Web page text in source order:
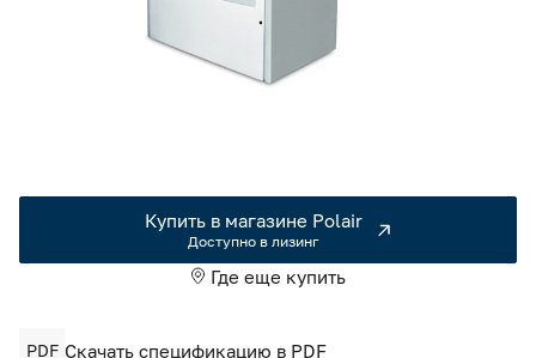
Купить в магазине Polair
Доступно в лизинг
Где еще купить
PDF Скачать спецификацию в PDF
Машины холодильные
Решения для Вашего Dark Store
Smart Serviсe
Единый доступ по QR-коду ко всей информации об изделии